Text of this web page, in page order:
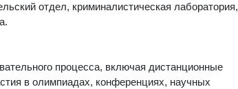
отдел, криминалистическая лаборатория,
процесса, включая дистанционные
в олимпиадах, конференциях, научных